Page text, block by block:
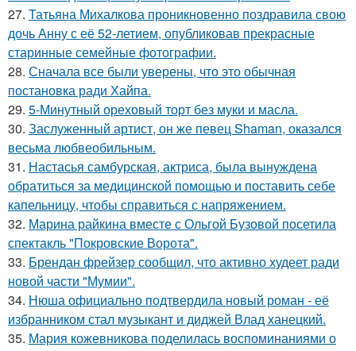
27. Татьяна Михалкова проникновенно поздравила свою
дочь Анну с её 52-летием, опубликовав прекрасные
старинные семейные фотографии.
28. Сначала все были уверены, что это обычная
постановка ради Хайпа.
29. 5-Минутный ореховый торт без муки и масла.
30. Заслуженный артист, он же певец Shaman, оказался
весьма любвеобильным.
31. Настасья самбурская, актриса, была вынуждена
обратиться за медицинской помощью и поставить себе
капельницу, чтобы справиться с напряжением.
32. Марина райкина вместе с Ольгой Бузовой посетила
спектакль "Покровские Ворота".
33. Брендан фрейзер сообщил, что активно худеет ради
новой части "Мумии".
34. Нюша официально подтвердила новый роман - её
избранником стал музыкант и диджей Влад ханецкий.
35. Мария кожевникова поделилась воспоминаниями о